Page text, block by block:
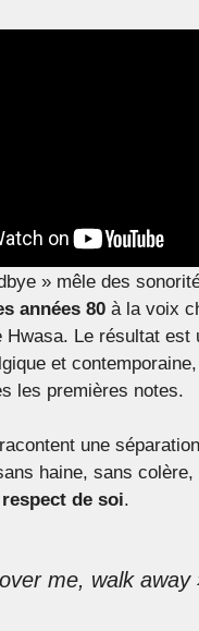
» mêle des
années 80 à la voix
Hwasa. Le résultat est
et
les premières notes.
une
haine, sans
de soi.
me, walk away